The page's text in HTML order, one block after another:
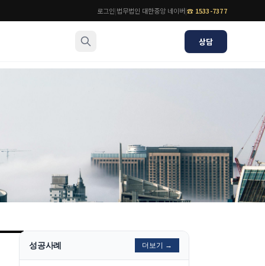
로그인|법무법인 대한중앙 네이버|☎ 1533-7377
상담
법률 블로그
법률서식
뉴스레터/브로슈어
성공사례 더보기 →